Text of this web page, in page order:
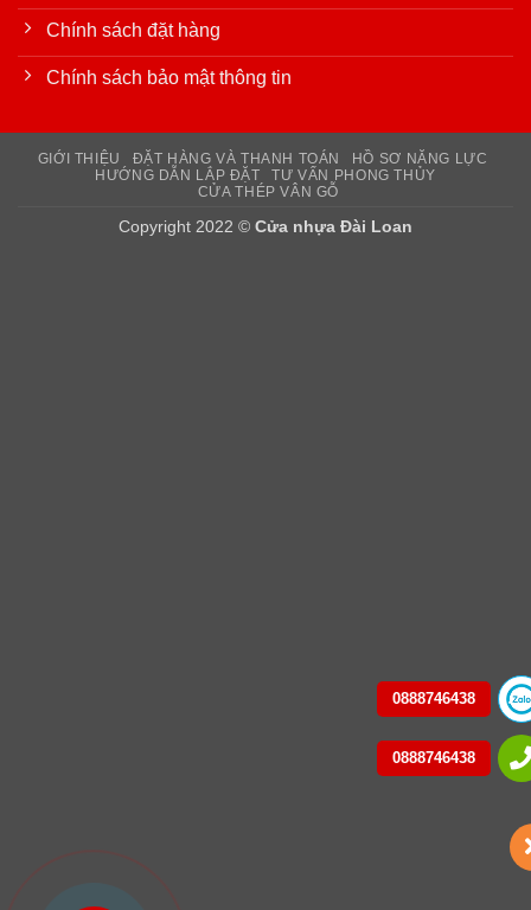
Chính sách đặt hàng
Chính sách bảo mật thông tin
GIỚI THIỆU ĐẶT HÀNG VÀ THANH TOÁN
HỒ SƠ NĂNG LỰC
HƯỚNG DẪN LẮP ĐẶT
TƯ VẤN PHONG THỦY
CỬA THÉP VÂN GỖ
Copyright 2022 © Cửa nhựa Đài Loan
0888746438
0888746438